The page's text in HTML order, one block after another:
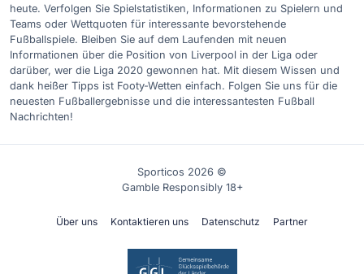
heute. Verfolgen Sie Spielstatistiken, Informationen zu Spielern und
Teams oder Wettquoten für interessante bevorstehende
Fußballspiele. Bleiben Sie auf dem Laufenden mit neuen
Informationen über die Position von Liverpool in der Liga oder
darüber, wer die Liga 2020 gewonnen hat. Mit diesem Wissen und
dank heißer Tipps ist Footy-Wetten einfach. Folgen Sie uns für die
neuesten Fußballergebnisse und die interessantesten Fußball
Nachrichten!
Sporticos 2026 ©
Gamble Responsibly 18+
Über uns Kontaktieren uns Datenschutz Partner